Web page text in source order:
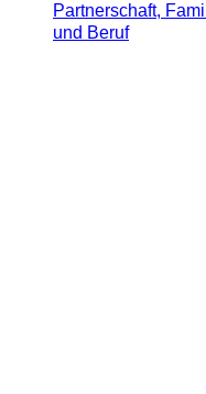
Partnerschaft,
und Beruf